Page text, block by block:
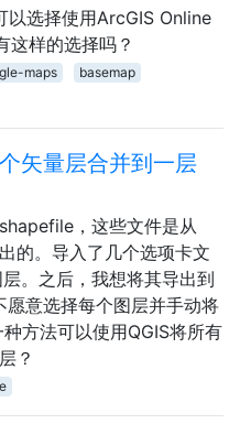
选择使用ArcGIS Online
这样的选择吗？
maps
basemap
矢量层合并到一层
，这些文件是从
的。导入了几个选项卡文
。之后，我想将其导出到
意选择每个图层并手动将
方法可以使用QGIS将所有
？